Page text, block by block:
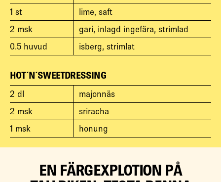
1 st
lime, saft
2 msk
gari, inlagd ingefära, strimlad
0.5 huvud isberg, strimlat
HOT´N´SWEETDRESSING
2 dl
majonnäs
2 msk
sriracha
1 msk honung
EN FÄRGEXPLOTION PÅ